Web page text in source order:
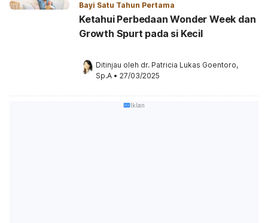
Bayi Satu Tahun Pertama
Ketahui Perbedaan Wonder Week dan
Growth Spurt pada si Kecil
Ditinjau oleh dr. Patricia Lukas Goentoro,
Sp.A • 27/03/2025
Iklan